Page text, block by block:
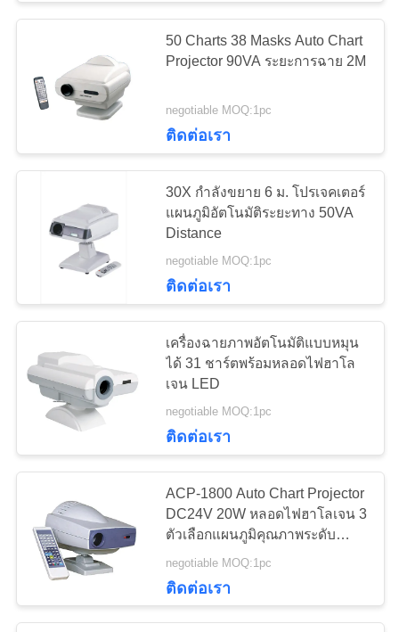
ราคา
แผนผัง
เว็บไซต์
PRIVACY
POLICY
อัตโนมัติ
กรอบทดลองสากล
เครื่องวัด PD ดิจิตอล
16
หน่วยเก้าอี้จักษุ
14
50 Charts 38 Masks Auto Chart
Projector 90VA ระยะการฉาย 2M
negotiable MOQ:1pc
ติดต่อเรา
30X กำลังขยาย 6 ม. โปรเจคเตอร์
แผนภูมิอัตโนมัติระยะทาง 50VA
Distance
negotiable MOQ:1pc
ติดต่อเรา
เครื่องฉายภาพอัตโนมัติแบบหมุน
ได้ 31 ชาร์ตพร้อมหลอดไฟฮาโล
เจน LED
negotiable MOQ:1pc
ติดต่อเรา
ACP-1800 Auto Chart Projector
DC24V 20W หลอดไฟฮาโลเจน 3
ตัวเลือกแผนภูมิคุณภาพระดับ
พรีเมียม GD8506
negotiable MOQ:1pc
ติดต่อเรา